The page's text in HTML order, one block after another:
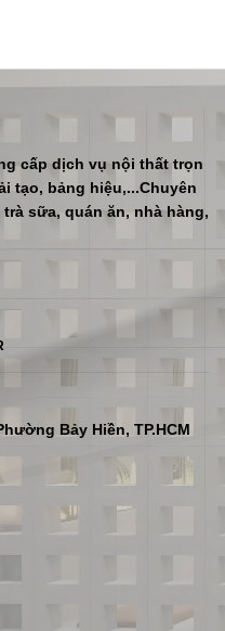
cấp dịch vụ nội thất trọn
tạo, bảng hiệu,...Chuyên
sữa, quán ăn, nhà hàng,
Bảy Hiền, TP.HCM